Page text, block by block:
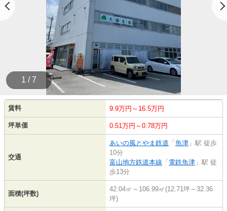
1 / 7
賃料 9.9万円～16.5万円
坪単価 0.51万円～0.78万円
交通
あいの風とやま鉄道 「 魚津 」駅 徒歩
10分
富山地方鉄道本線 「 電鉄魚津 」駅 徒
歩13分
面積(坪数)
42.04㎡～106.99㎡(12.71坪～32.36
坪)